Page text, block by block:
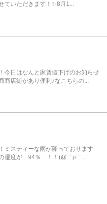
ていただきます！✨8月1...
今日はなんと家賃値下げのお知らせ
商店街があり便利♪なこちらの...
ミスティーな雨が降っております
湿度が 94％ ！！(@￣ρ￣...